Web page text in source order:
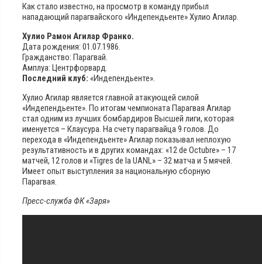
Как стало известно, на просмотр в команду прибыл
нападающий парагвайского «Индепендьенте» Хулио Агилар.
Хулио Рамон Агилар Франко.
Дата рождения: 01.07.1986.
Гражданство: Парагвай.
Амплуа: Центрфорвард.
Последний клуб: «Индепендьенте».
Хулио Агилар является главной атакующей силой
«Индепендьенте». По итогам чемпионата Парагвая Агилар
стал одним из лучших бомбардиров Высшей лиги, которая
именуется – Клаусура. На счету парагвайца 9 голов. До
перехода в «Индепендьенте» Агилар показывал неплохую
результативность и в других командах: «12 de Octubre» – 17
матчей, 12 голов и «Tigres de la UANL» – 32 матча и 5 мячей.
Имеет опыт выступления за национальную сборную
Парагвая.
Пресс-служба ФК «Заря»